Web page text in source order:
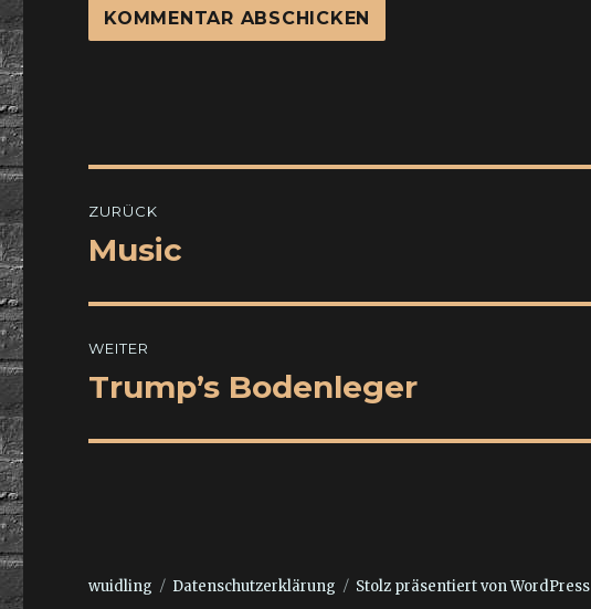
ZURÜCK
Vorheriger
Music
WEITER
Nächster
Trump’s Bodenleger
wuidling Datenschutzerklärung Stolz präsentiert von WordPress